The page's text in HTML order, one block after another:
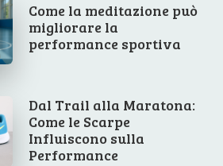
Come la meditazione può
migliorare la
performance sportiva
Dal Trail alla Maratona:
Come le Scarpe
Influiscono sulla
Performance